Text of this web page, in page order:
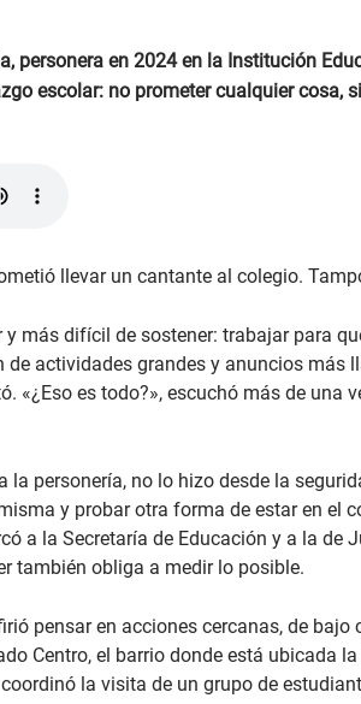
personera en 2024 en la Institución
escolar: no prometer cualquier
llevar un cantante al colegio.
más difícil de sostener: trabajar para
actividades grandes y anuncios más
«¿Eso es todo?», escuchó más de una
la personería, no lo hizo desde la
y probar otra forma de estar en el
a la Secretaría de Educación y a la de
también obliga a medir lo posible.
pensar en acciones cercanas, de
Centro, el barrio donde está ubicada
la visita de un grupo de